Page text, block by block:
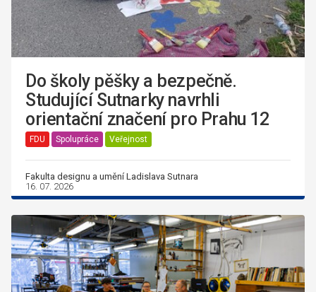
Do školy pěšky a bezpečně.
Studující Sutnarky navrhli
orientační značení pro Prahu 12
FDU Spolupráce Veřejnost
Fakulta designu a umění Ladislava Sutnara
16. 07. 2026